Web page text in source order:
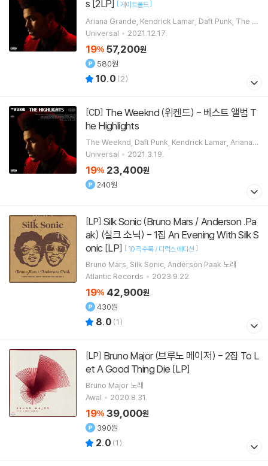
s [2LP] [게이트폴드]
Ariana Grande Kendrick Lamar Daft Punk The W
eeknd노래
Universal 2021.12.17.
19% 57,200원
580원
10.0 (2)
[CD]
he Highlights
The Weeknd Daft Punk Kendrick Lamar Ariana
Grande노래
Universal 2021.3.19.
19% 23,400원
240원
[LP]
ak) (실크 소닉) - 1집 An Evening With Silk S
onic [LP] [ 10곡 수록 / 디럭스 에디션 ]
Bruno Mars Silk Sonic Anderson Paak 노래
Atlantic Records
2023.9.22.
19% 42,900원
430원
8.0 (1)
[LP]
et A Good Thing Die [LP]
Bruno Major 노래
Awal
2020.8.31.
19% 39,000원
390원
2.0 (1)